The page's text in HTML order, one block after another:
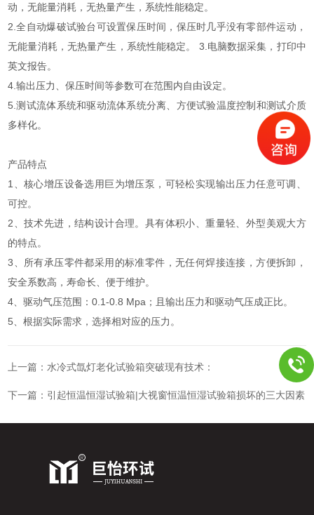
动，无能量消耗，无热量产生，系统性能稳定。
2.全自动爆破试验台可设置保压时间，保压时几乎没有零部件运动，
无能量消耗，无热量产生，系统性能稳定。 3.电脑数据采集，打印中
英文报告。
4.输出压力、保压时间等参数可在范围内自由设定。
5.测试流体系统和驱动流体系统分离、方便试验温度控制和测试介质
多样化。
产品特点
1、核心增压设备选用巨为增压泵，可轻松实现输出压力任意可调、
可控。
2、技术先进，结构设计合理。具有体积小、重量轻、外型美观大方
的特点。
3、所有承压零件都采用的标准零件，无任何焊接连接，方便拆卸，
安全系数高，寿命长、便于维护。
4、驱动气压范围：0.1-0.8 Mpa；且输出压力和驱动气压成正比。
5、根据实际需求，选择相对应的压力。
上一篇： 水冷式氙灯老化试验箱突破现有技术：
下一篇： 引起恒温恒湿试验箱|大视窗恒温恒湿试验箱损坏的三大因素